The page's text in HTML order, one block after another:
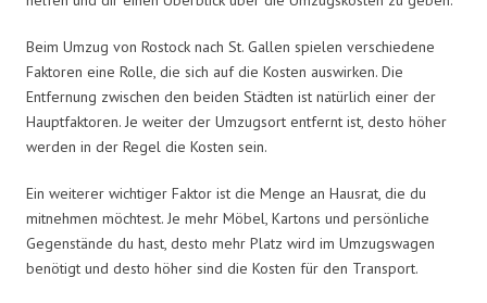
Beim Umzug von Rostock nach St. Gallen spielen verschiedene
Faktoren eine Rolle, die sich auf die Kosten auswirken. Die
Entfernung zwischen den beiden Städten ist natürlich einer der
Hauptfaktoren. Je weiter der Umzugsort entfernt ist, desto höher
werden in der Regel die Kosten sein.
Ein weiterer wichtiger Faktor ist die Menge an Hausrat, die du
mitnehmen möchtest. Je mehr Möbel, Kartons und persönliche
Gegenstände du hast, desto mehr Platz wird im Umzugswagen
benötigt und desto höher sind die Kosten für den Transport.